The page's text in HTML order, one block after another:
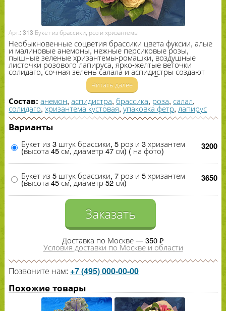
Арт.: 313 Букет из брассики, роз и хризантемы
Необыкновенные соцветия брассики цвета фуксии, алые
и малиновые анемоны, нежные персиковые розы,
пышные зеленые хризантемы-​ромашки, воздушные
листочки розового лапируса, ярко-​желтые веточки
солидаго, сочная зелень салала и аспидистры создают
гармоничное цветочное произведение. Букет,
собранный нашими флористами, станет прекрасным
подарком любимому человеку.
Читать далее
Состав: анемон,аспидистра, брассика, роза, салал,
солидаго,хризантема кустовая,упаковка фетр,лапирус
Варианты
Букет из 3 штук брассики, 5 роз и 3 хризантем
(высота 45 см, диаметр 47 см) ( на фото) 3200
Букет из 5 штук брассики, 7 роз и 5 хризантем
(высота 45 см, диаметр 52 см) 3650
Заказать
Доставка по Москве — 350 ₽
Условия доставки по Москве и области
Позвоните нам: +7 (495) 000-00-00
Похожие товары